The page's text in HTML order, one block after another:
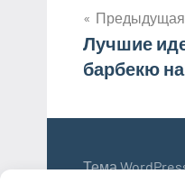
по
Предыдущая
Лучшие
барбекю
Тема